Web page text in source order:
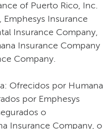
of Puerto Rico, Inc.
Insurance
Insurance Company,
Insurance Company
Company.​​
Ofrecidos por Humana
por Emphesys
o
Insurance Company, o